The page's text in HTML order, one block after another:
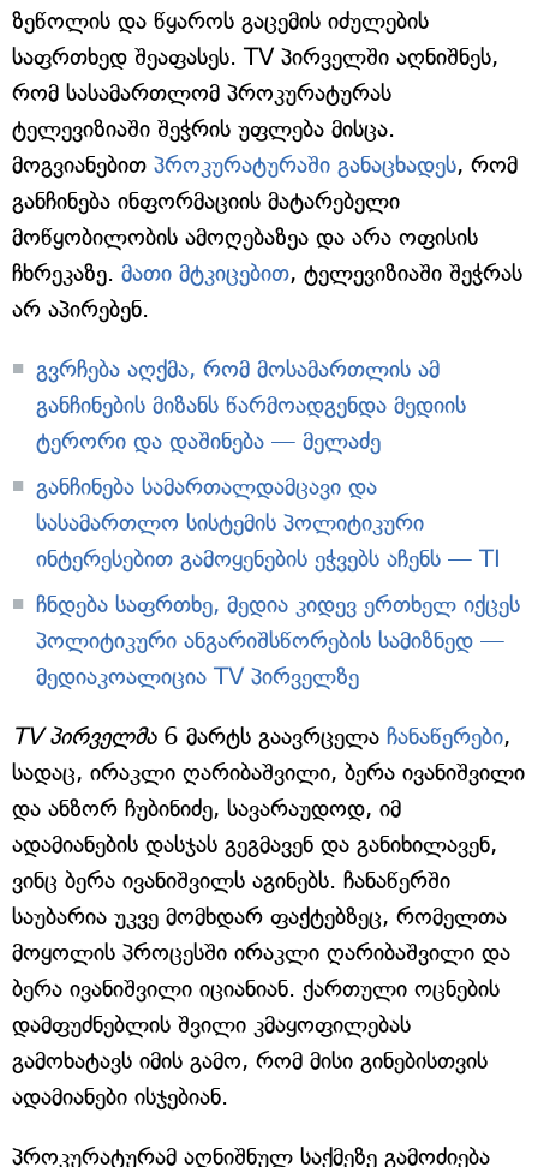
ზეწოლის და წყაროს გაცემის იძულების
საფრთხედ შეაფასეს. TV პირველში აღნიშნეს,
რომ სასამართლომ პროკურატურას
ტელევიზიაში შეჭრის უფლება მისცა.
მოგვიანებით პროკურატურაში განაცხადეს, რომ
განჩინება ინფორმაციის მატარებელი
მოწყობილობის ამოღებაზეა და არა ოფისის
ჩხრეკაზე. მათი მტკიცებით, ტელევიზიაში შეჭრას
არ აპირებენ.
გვრჩება აღქმა, რომ მოსამართლის ამ
განჩინების მიზანს წარმოადგენდა მედიის
ტერორი და დაშინება — მელაძე
განჩინება სამართალდამცავი და
სასამართლო სისტემის პოლიტიკური
ინტერესებით გამოყენების ეჭვებს აჩენს — TI
ჩნდება საფრთხე, მედია კიდევ ერთხელ იქცეს
პოლიტიკური ანგარიშსწორების სამიზნედ —
მედიაკოალიცია TV პირველზე
TV პირველმა6 მარტს გაავრცელა ჩანაწერები,
სადაც, ირაკლი ღარიბაშვილი, ბერა ივანიშვილი
და ანზორ ჩუბინიძე, სავარაუდოდ, იმ
ადამიანების დასჯას გეგმავენ და განიხილავენ,
ვინც ბერა ივანიშვილს აგინებს. ჩანაწერში
საუბარია უკვე მომხდარ ფაქტებზეც, რომელთა
მოყოლის პროცესში ირაკლი ღარიბაშვილი და
ბერა ივანიშვილი იციანიან. ქართული ოცნების
დამფუძნებლის შვილი კმაყოფილებას
გამოხატავს იმის გამო, რომ მისი გინებისთვის
ადამიანები ისჯებიან.
პროკურატურამ აღნიშნულ საქმეზე გამოძიება